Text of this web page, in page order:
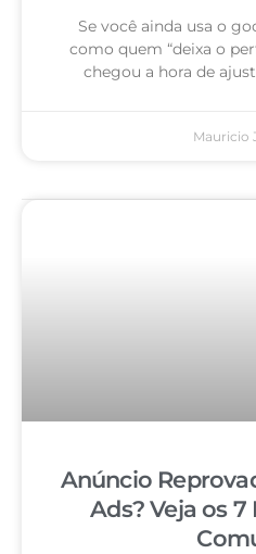
Se você ainda usa o
como quem “deixa o
chegou a hora de
Mauricio
Anúncio
Ads? Veja os